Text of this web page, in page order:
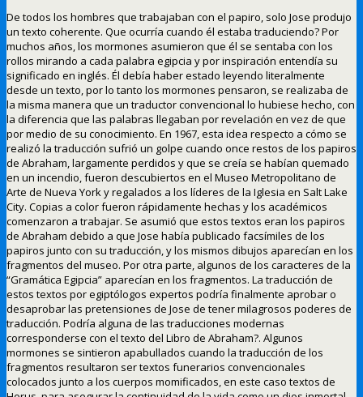
De todos los hombres que trabajaban con el papiro, solo Jose produjo
un texto coherente. Que ocurría cuando él estaba traduciendo? Por
muchos años, los mormones asumieron que él se sentaba con los
rollos mirando a cada palabra egipcia y por inspiración entendía su
significado en inglés. Él debía haber estado leyendo literalmente
desde un texto, por lo tanto los mormones pensaron, se realizaba de
la misma manera que un traductor convencional lo hubiese hecho, con
la diferencia que las palabras llegaban por revelación en vez de que
por medio de su conocimiento. En 1967, esta idea respecto a cómo se
realizó la traducción sufrió un golpe cuando once restos de los papiros
de Abraham, largamente perdidos y que se creía se habían quemado
en un incendio, fueron descubiertos en el Museo Metropolitano de
Arte de Nueva York y regalados a los líderes de la Iglesia en Salt Lake
City. Copias a color fueron rápidamente hechas y los académicos
comenzaron a trabajar. Se asumió que estos textos eran los papiros
de Abraham debido a que Jose había publicado facsímiles de los
papiros junto con su traducción, y los mismos dibujos aparecían en los
fragmentos del museo. Por otra parte, algunos de los caracteres de la
“Gramática Egipcia” aparecían en los fragmentos. La traducción de
estos textos por egiptólogos expertos podría finalmente aprobar o
desaprobar las pretensiones de Jose de tener milagrosos poderes de
traducción. Podría alguna de las traducciones modernas
corresponderse con el texto del Libro de Abraham?. Algunos
mormones se sintieron apabullados cuando la traducción de los
fragmentos resultaron ser textos funerarios convencionales
colocados junto a los cuerpos momificados, en este caso textos de